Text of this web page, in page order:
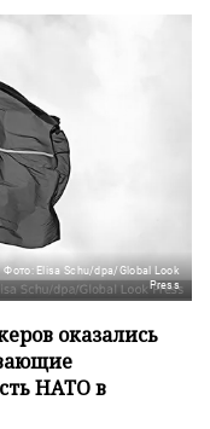
Фото: Elisa Schu/dpa/Global Look
Press
оказались
НАТО в